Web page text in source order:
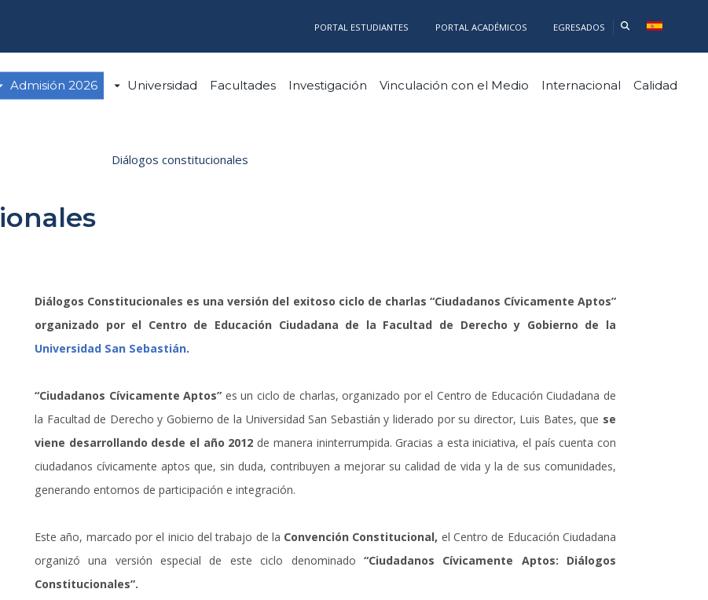
PORTAL ESTUDIANTES PORTAL ACADÉMICOS EGRESADOS
Admisión 2026 Universidad Facultades Investigación Vinculación con el Medio Internacional Calidad
Diálogos constitucionales
Diálogos Constitucionales es una versión del exitoso ciclo de charlas “Ciudadanos Cívicamente Aptos”
organizado por el Centro de Educación Ciudadana de la Facultad de Derecho y Gobierno de la
Universidad San Sebastián.
“Ciudadanos Cívicamente Aptos” es un ciclo de charlas, organizado por el Centro de Educación Ciudadana de
la Facultad de Derecho y Gobierno de la Universidad San Sebastián y liderado por su director, Luis Bates, que se
viene desarrollando desde el año 2012 de manera ininterrumpida. Gracias a esta iniciativa, el país cuenta con
ciudadanos cívicamente aptos que, sin duda, contribuyen a mejorar su calidad de vida y la de sus comunidades,
generando entornos de participación e integración.
Este año, marcado por el inicio del trabajo de la Convención Constitucional, el Centro de Educación Ciudadana
organizó una versión especial de este ciclo denominado “Ciudadanos Cívicamente Aptos: Diálogos
Constitucionales”.